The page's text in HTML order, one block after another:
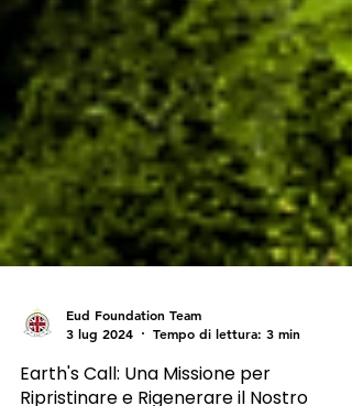
Eud Foundation Team
Tempo di lettura: 3 min